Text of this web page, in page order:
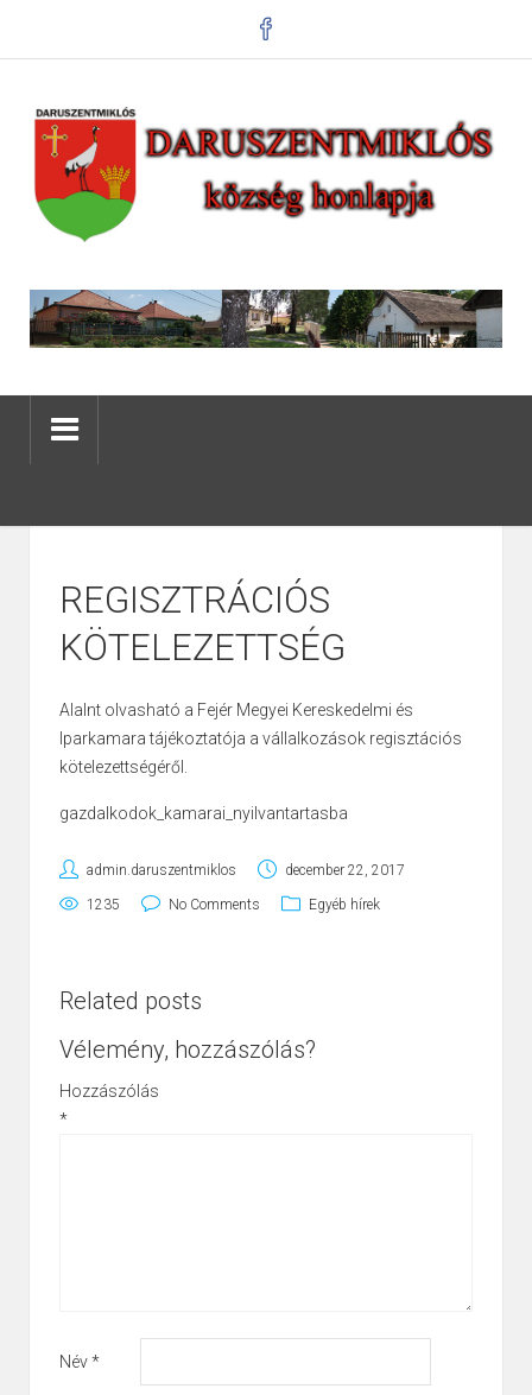
REGISZTRÁCIÓS
KÖTELEZETTSÉG
Alalnt olvasható a Fejér Megyei Kereskedelmi és
Iparkamara tájékoztatója a vállalkozások regisztációs
kötelezettségéről.
gazdalkodok_kamarai_nyilvantartasba
admin.daruszentmiklos december 22, 2017
1235 No Comments Egyéb hírek
Related posts
Vélemény, hozzászólás?
Hozzászólás
*
Név*